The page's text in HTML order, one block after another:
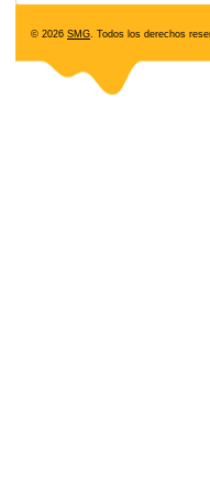
© 2026 SMG. Todos los derechos